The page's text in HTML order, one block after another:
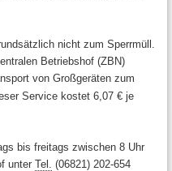
nicht zum Sperrmüll.
Betriebshof (ZBN)
von Großgeräten zum
Service kostet 6,07 € je
bis freitags zwischen 8 Uhr
unter Tel.
(06821) 202-654